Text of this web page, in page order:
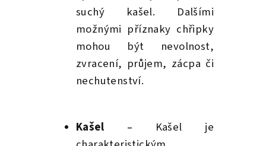
suchý kašel. Dalšími
možnými příznaky chřipky
mohou být nevolnost,
zvracení, průjem, zácpa či
nechutenství.
Kašel –
Kašel je